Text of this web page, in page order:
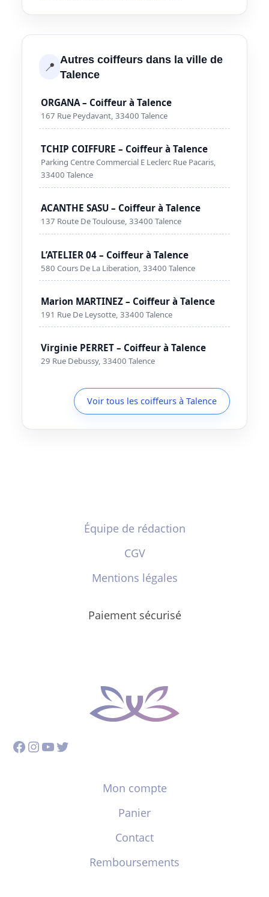
📍 Autres coiffeurs dans la ville de
Talence
ORGANA – Coiffeur à Talence
167 Rue Peydavant, 33400 Talence
TCHIP COIFFURE – Coiffeur à Talence
Parking Centre Commercial E Leclerc Rue Pacaris,
33400 Talence
ACANTHE SASU – Coiffeur à Talence
137 Route De Toulouse, 33400 Talence
L’ATELIER 04 – Coiffeur à Talence
580 Cours De La Liberation, 33400 Talence
Marion MARTINEZ – Coiffeur à Talence
191 Rue De Leysotte, 33400 Talence
Virginie PERRET – Coiffeur à Talence
29 Rue Debussy, 33400 Talence
Voir tous les coiffeurs à Talence
Équipe de rédaction
CGV
Mentions légales
Paiement sécurisé
Facebook
Instagram
YouTube
Twitter
Mon compte
Panier
Contact
Remboursements